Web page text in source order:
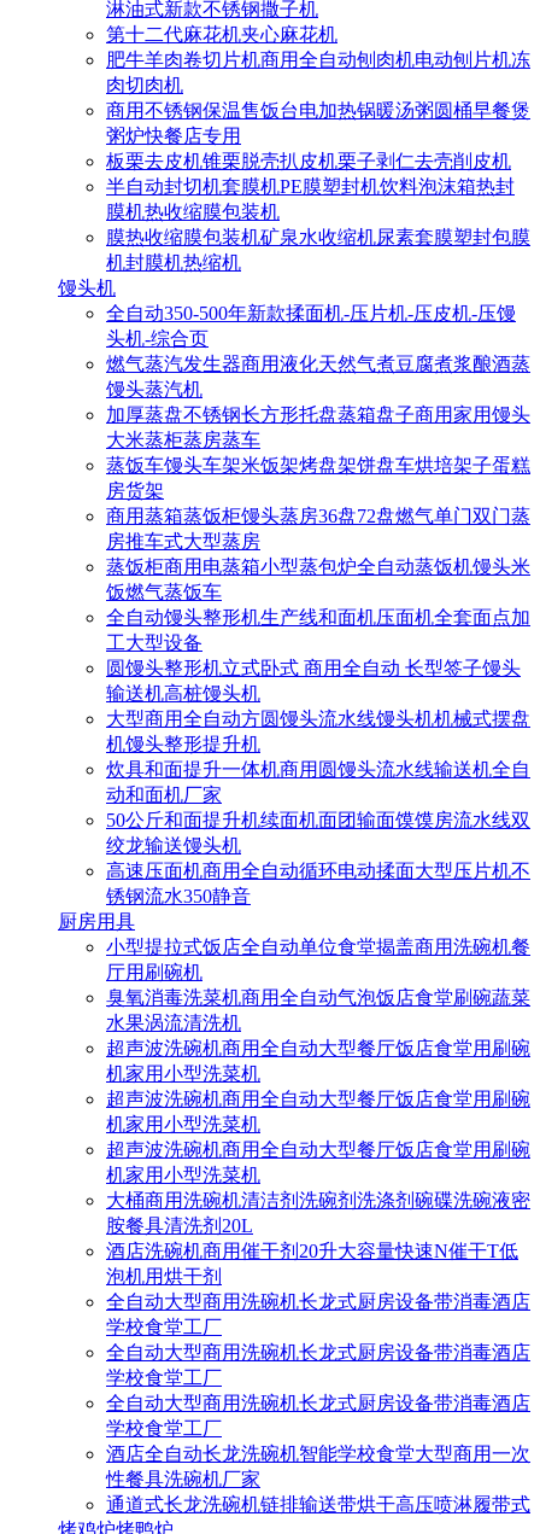
淋油式新款不锈钢撒子机
第十二代麻花机夹心麻花机
肥牛羊肉卷切片机商用全自动刨肉机电动刨片机冻
肉切肉机
商用不锈钢保温售饭台电加热锅暖汤粥圆桶早餐煲
粥炉快餐店专用
板栗去皮机锥栗脱壳扒皮机栗子剥仁去壳削皮机
半自动封切机套膜机PE膜塑封机饮料泡沫箱热封
膜机热收缩膜包装机
膜热收缩膜包装机矿泉水收缩机尿素套膜塑封包膜
机封膜机热缩机
馒头机
全自动350-500年新款揉面机-压片机-压皮机-压馒
头机-综合页
燃气蒸汽发生器商用液化天然气煮豆腐煮浆酿酒蒸
馒头蒸汽机
加厚蒸盘不锈钢长方形托盘蒸箱盘子商用家用馒头
大米蒸柜蒸房蒸车
蒸饭车馒头车架米饭架烤盘架饼盘车烘培架子蛋糕
房货架
商用蒸箱蒸饭柜馒头蒸房36盘72盘燃气单门双门蒸
房推车式大型蒸房
蒸饭柜商用电蒸箱小型蒸包炉全自动蒸饭机馒头米
饭燃气蒸饭车
全自动馒头整形机生产线和面机压面机全套面点加
工大型设备
圆馒头整形机立式卧式 商用全自动 长型签子馒头
输送机高桩馒头机
大型商用全自动方圆馒头流水线馒头机机械式摆盘
机馒头整形提升机
炊具和面提升一体机商用圆馒头流水线输送机全自
动和面机厂家
50公斤和面提升机续面机面团输面馍馍房流水线双
绞龙输送馒头机
高速压面机商用全自动循环电动揉面大型压片机不
锈钢流水350静音
厨房用具
小型提拉式饭店全自动单位食堂揭盖商用洗碗机餐
厅用刷碗机
臭氧消毒洗菜机商用全自动气泡饭店食堂刷碗蔬菜
水果涡流清洗机
超声波洗碗机商用全自动大型餐厅饭店食堂用刷碗
机家用小型洗菜机
超声波洗碗机商用全自动大型餐厅饭店食堂用刷碗
机家用小型洗菜机
超声波洗碗机商用全自动大型餐厅饭店食堂用刷碗
机家用小型洗菜机
大桶商用洗碗机清洁剂洗碗剂洗涤剂碗碟洗碗液密
胺餐具清洗剂20L
酒店洗碗机商用催干剂20升大容量快速N催干T低
泡机用烘干剂
全自动大型商用洗碗机长龙式厨房设备带消毒酒店
学校食堂工厂
全自动大型商用洗碗机长龙式厨房设备带消毒酒店
学校食堂工厂
全自动大型商用洗碗机长龙式厨房设备带消毒酒店
学校食堂工厂
酒店全自动长龙洗碗机智能学校食堂大型商用一次
性餐具洗碗机厂家
通道式长龙洗碗机链排输送带烘干高压喷淋履带式
烤鸡炉烤鸭炉